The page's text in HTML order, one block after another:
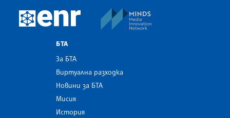
European Newsroom
БТА
За БТА
Виртуална разходка
Новини за БТА
Мисия
История